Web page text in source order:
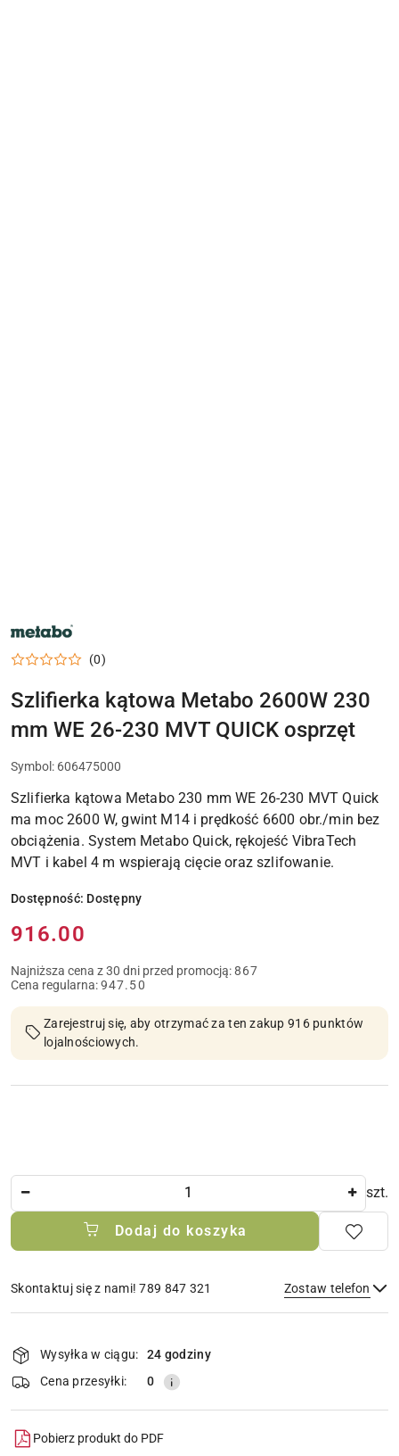
NARZĘDZIA
METABO,
ELEKTRONARZĘDZIA
I
WARSZTATU
(0)
Szlifierka kątowa Metabo 2600W 230
mm WE 26-230 MVT QUICK osprzęt
Symbol: 606475000
Szlifierka kątowa Metabo 230 mm WE 26-230 MVT Quick
ma moc 2600 W, gwint M14 i prędkość 6600 obr./min bez
obciążenia. System Metabo Quick, rękojeść VibraTech
MVT i kabel 4 m wspierają cięcie oraz szlifowanie.
Dostępność: Dostępny
Cena:
916.00
Najniższa cena z 30 dni przed promocją:867
Cena regularna:947.50
Zarejestruj się, aby otrzymać za ten zakup 916 punktów
lojalnościowych.
szt.
Dodaj do koszyka
Skontaktuj się z nami! 789 847 321 Zostaw telefon
i
dostawa
Wysyłka w ciągu:
24 godziny
Cena przesyłki:
0
Pobierz produkt do PDF